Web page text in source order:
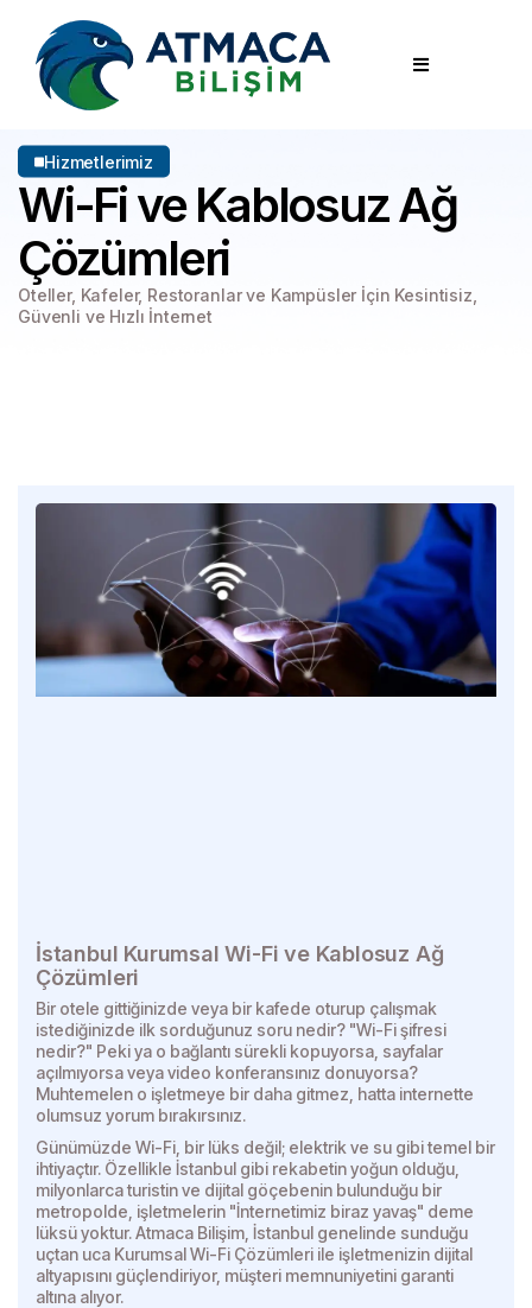
Hizmetlerimiz
Wi-Fi ve KablosuzAğ
Çözümleri
Oteller, Kafeler, Restoranlar ve Kampüsler İçin Kesintisiz,
Güvenli ve Hızlı İnternet
İstanbul Kurumsal Wi-Fi ve Kablosuz Ağ
Çözümleri
Bir otele gittiğinizde veya bir kafede oturup çalışmak
istediğinizde ilk sorduğunuz soru nedir? "Wi-Fi şifresi
nedir?" Peki ya o bağlantı sürekli kopuyorsa, sayfalar
açılmıyorsa veya video konferansınız donuyorsa?
Muhtemelen o işletmeye bir daha gitmez, hatta internette
olumsuz yorum bırakırsınız.
Günümüzde Wi-Fi, bir lüks değil; elektrik ve su gibi temel bir
ihtiyaçtır. Özellikle İstanbul gibi rekabetin yoğun olduğu,
milyonlarca turistin ve dijital göçebenin bulunduğu bir
metropolde, işletmelerin "İnternetimiz biraz yavaş" deme
lüksü yoktur. Atmaca Bilişim, İstanbul genelinde sunduğu
uçtan uca Kurumsal Wi-Fi Çözümleri ile işletmenizin dijital
altyapısını güçlendiriyor, müşteri memnuniyetini garanti
altına alıyor.